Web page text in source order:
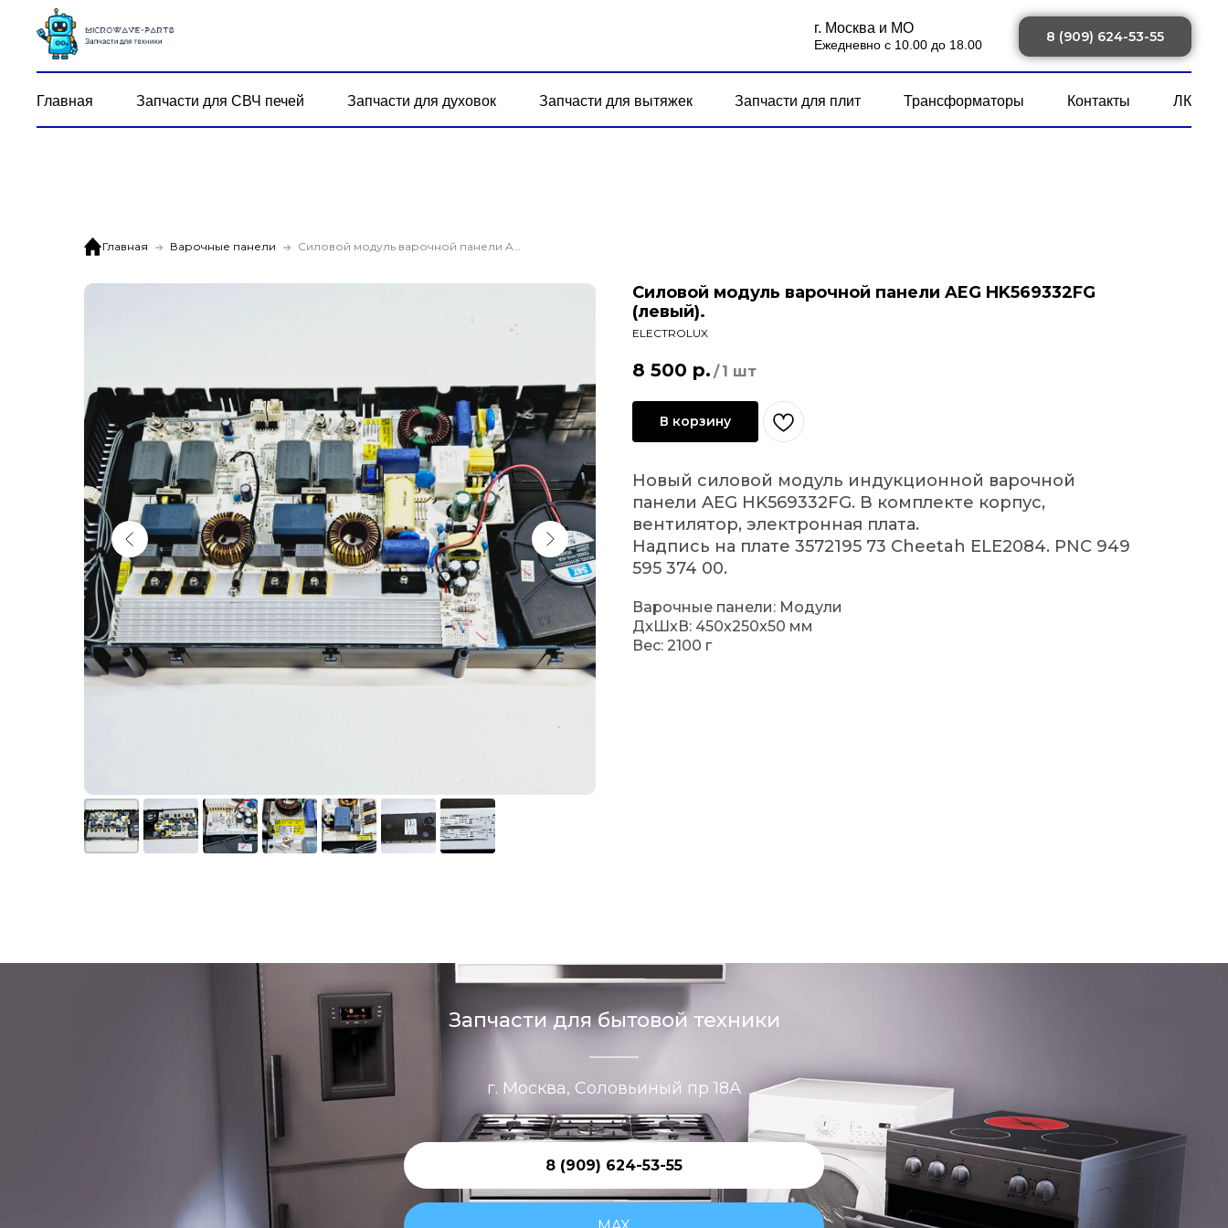
г. Москва и МО
Ежедневно с 10.00 до 18.00
8 (909) 624-53-55
Главная Запчасти для СВЧ печей Запчасти для духовок Запчасти для вытяжек Запчасти для плит Трансформаторы Контакты ЛК
Главная Варочные панели Силовой модуль варочной панели AEG HK569332FG (левый).
Силовой модуль варочной панели AEG HK569332FG
(левый).
ELECTROLUX
8 500 р. / 1 шт
В корзину
Новый силовой модуль индукционной варочной
панели AEG HK569332FG. В комплекте корпус,
вентилятор, электронная плата.
Надпись на плате 3572195 73 Cheetah ELE2084. PNC 949
595 374 00.
Варочные панели: Модули
ДxШxВ: 450x250x50 мм
Вес: 2100 г
Запчасти для бытовой техники
г. Москва, Соловьиный пр 18А
8 (909) 624-53-55